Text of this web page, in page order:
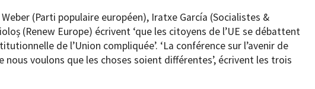
(Parti populaire européen), Iratxe García (Socialistes &
(Renew Europe) écrivent ‘que les citoyens de l’UE se débattent
de l’Union compliquée’. ‘La conférence sur l’avenir de
nous voulons que les choses soient différentes’, écrivent les trois